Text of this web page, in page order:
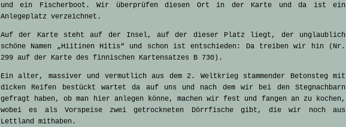
und ein Fischerboot. Wir überprüfen diesen Ort in der Karte und da ist ein
Anlegeplatz verzeichnet.
Auf der Karte steht auf der Insel, auf der dieser Platz liegt, der unglaublich
schöne Namen „Hiitinen Hitis“ und schon ist entschieden: Da treiben wir hin (Nr.
299 auf der Karte des finnischen Kartensatzes B 730).
Ein alter, massiver und vermutlich aus dem 2. Weltkrieg stammender Betonsteg mit
dicken Reifen bestückt wartet da auf uns und nach dem wir bei den Stegnachbarn
gefragt haben, ob man hier anlegen könne, machen wir fest und fangen an zu kochen,
wobei es als Vorspeise zwei getrockneten Dörrfische gibt, die wir noch aus
Lettland mithaben.